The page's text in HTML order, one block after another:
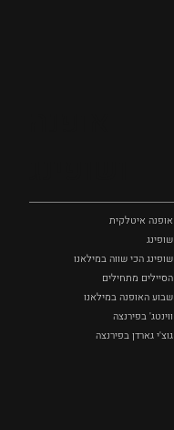
אופנה איטלקית
שופינג
שופינג הכי שווה במילאנו
הסיילים מתחילים
שבוע האופנה במילאנו
ווינטג' בפירנצה
גוצ'י גארדן בפירנצה